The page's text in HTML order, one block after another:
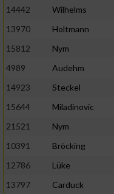
14442
Wilhelms
13970
Holtmann
15812
Nym
4989
Audehm
14923
Steckel
15644
Miladinovic
21521
Nym
10391
Bröcking
12786
Lüke
13797
Carduck